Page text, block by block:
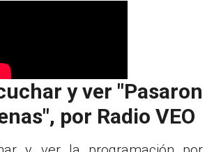
y ver "Pasaron
por Radio VEO